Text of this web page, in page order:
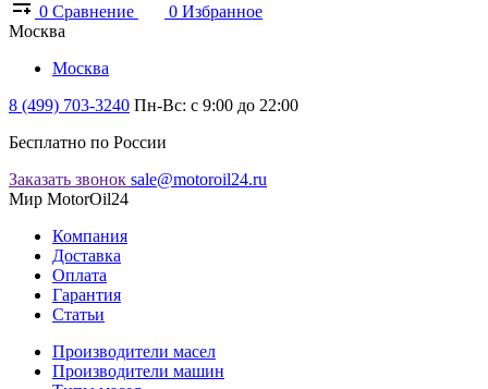
0 Сравнение 0 Избранное
Москва
Москва
8 (499) 703-3240 Пн-Вс: с 9:00 до 22:00
Бесплатно по России
Заказать звонок sale@motoroil24.ru
Мир MotorOil24
Компания
Доставка
Оплата
Гарантия
Статьи
Производители масел
Производители машин